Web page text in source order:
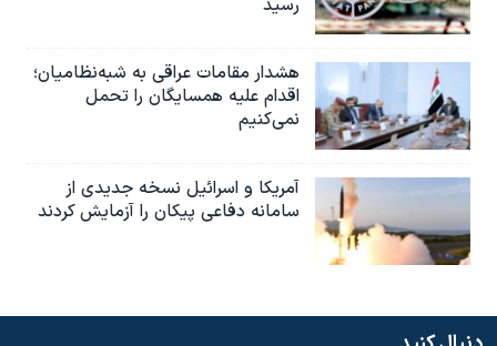
هشدار مقامات عراقی به شبه‌نظامیان؛
اقدام علیه همسایگان را تحمل
نمی‌کنیم
آمریکا و اسرائیل نسخه جدیدی از
سامانه دفاعی پیکان را آزمایش کردند